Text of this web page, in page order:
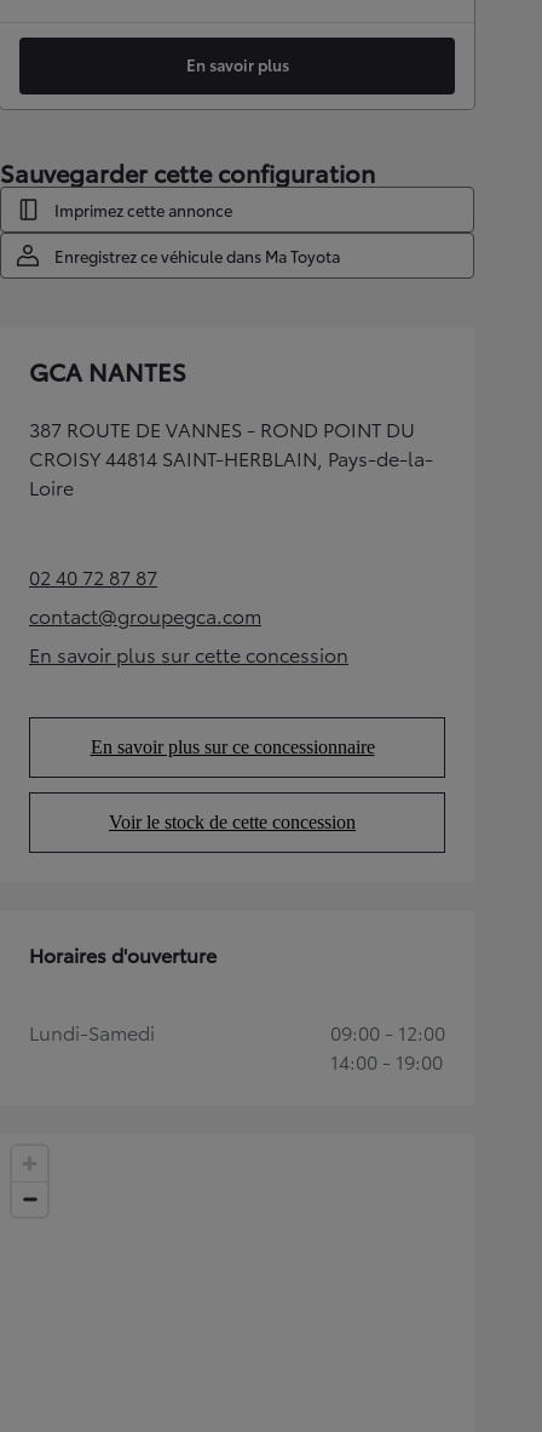
En savoir plus
Sauvegarder cette configuration
Imprimez cette annonce
Enregistrez ce véhicule dans Ma Toyota
GCA NANTES
387 ROUTE DE VANNES - ROND POINT DU
CROISY 44814 SAINT-HERBLAIN, Pays-de-la-
Loire
02 40 72 87 87(Opens in new tab)
contact@groupegca.com
(Opens in new tab)
En savoir plus sur cette concession
(Opens in new tab)
En savoir plus sur ce concessionnaire
(Opens in new tab)
Voir le stock de cette concession
(Opens in new tab)
Horaires d'ouverture
Lundi-Samedi
09:00 - 12:00
14:00 - 19:00